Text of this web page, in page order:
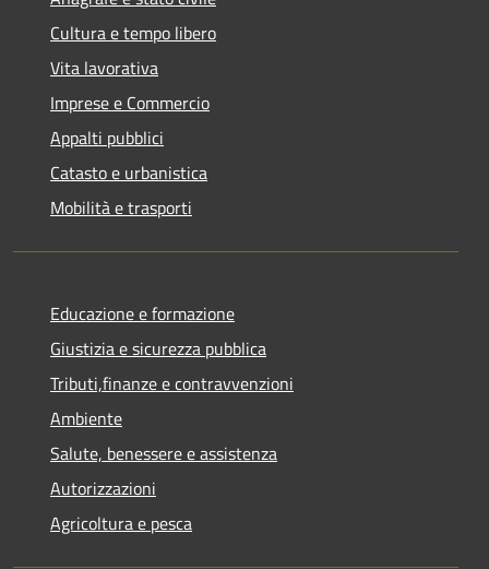
Cultura e tempo libero
Vita lavorativa
Imprese e Commercio
Appalti pubblici
Catasto e urbanistica
Mobilità e trasporti
Educazione e formazione
Giustizia e sicurezza pubblica
Tributi,finanze e contravvenzioni
Ambiente
Salute, benessere e assistenza
Autorizzazioni
Agricoltura e pesca